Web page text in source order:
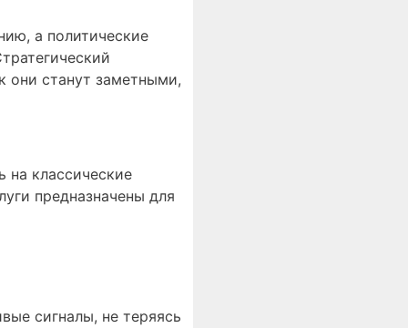
а политические
они станут заметными,
на классические
предназначены для
сигналы, не теряясь